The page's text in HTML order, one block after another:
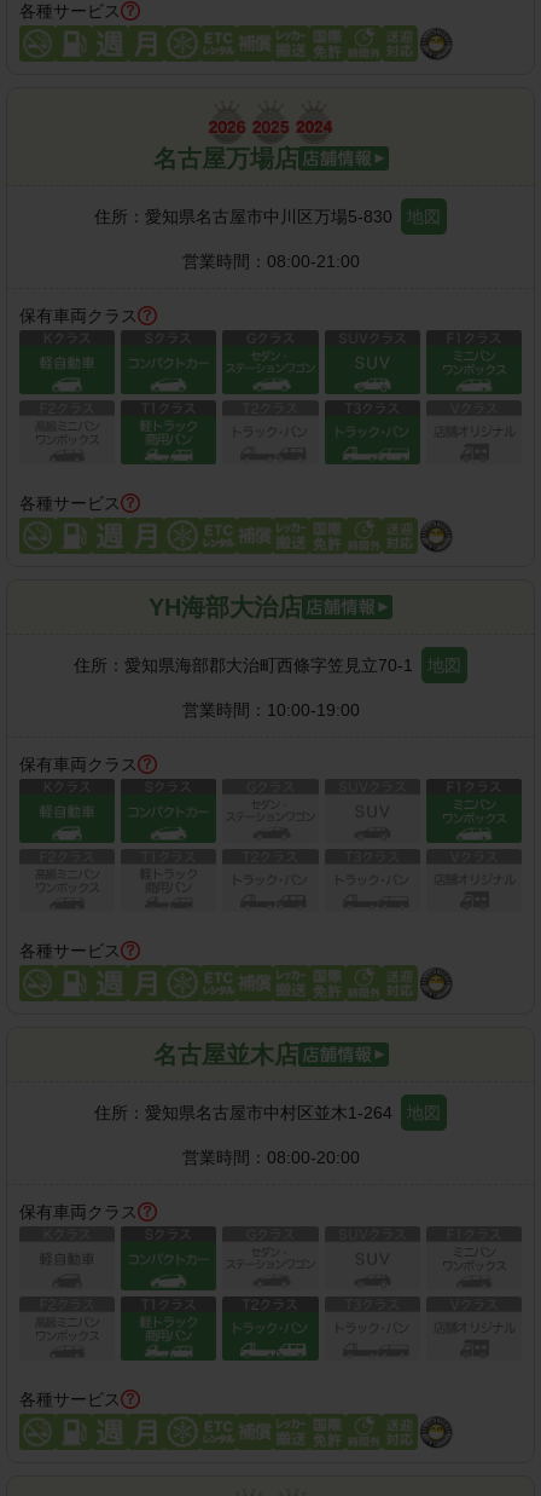
各種サービス
名古屋万場店
住所： 愛知県名古屋市中川区万場5-830 地図
営業時間： 08:00-21:00
保有車両クラス
各種サービス
YH海部大治店
住所： 愛知県海部郡大治町西條字笠見立70-1 地図
営業時間： 10:00-19:00
保有車両クラス
各種サービス
名古屋並木店
住所： 愛知県名古屋市中村区並木1-264 地図
営業時間： 08:00-20:00
保有車両クラス
各種サービス